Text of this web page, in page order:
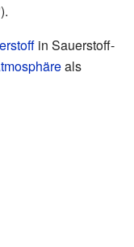
in Sauerstoff-
als